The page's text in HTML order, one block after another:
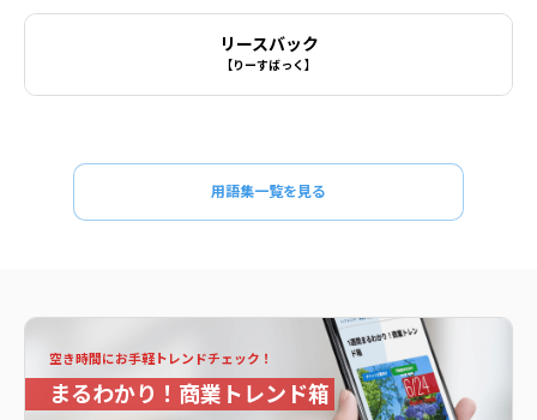
リースバック
【りーすばっく】
用語集一覧を見る
空き時間にお手軽トレンドチェック！
まるわかり！商業トレンド箱